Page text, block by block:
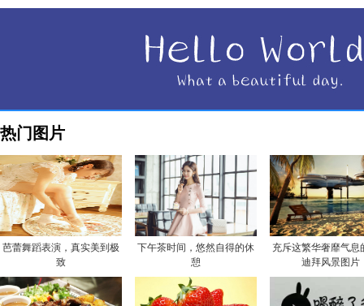
热门图片
芭蕾舞蹈表演，真实美到极
致
下午茶时间，悠然自得的休
憩
充斥这繁华奢靡气息
迪拜风景图片